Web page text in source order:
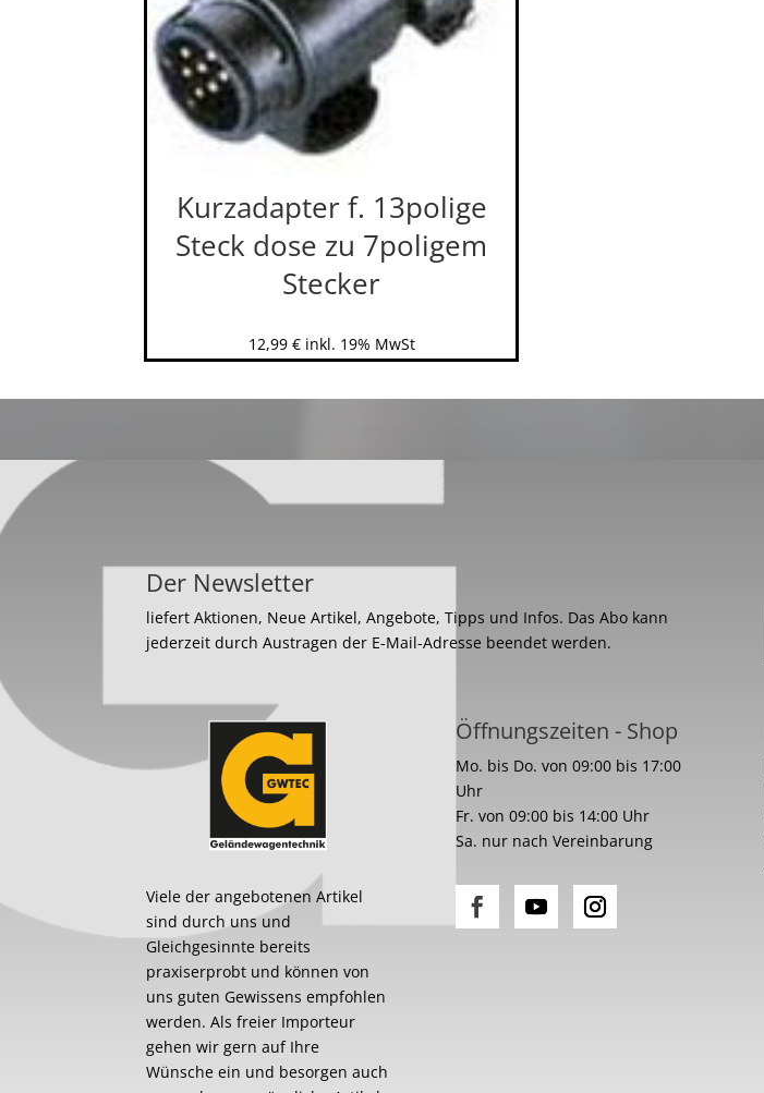
Kurzadapter f. 13polige
Steck dose zu 7poligem
Stecker
12,99 € inkl. 19% MwSt
Der Newsletter
liefert Aktionen, Neue Artikel, Angebote, Tipps und Infos. Das Abo kann
jederzeit durch Austragen der E-Mail-Adresse beendet werden.
Viele der angebotenen Artikel
sind durch uns und
Gleichgesinnte bereits
praxiserprobt und können von
uns guten Gewissens empfohlen
werden. Als freier Importeur
gehen wir gern auf Ihre
Wünsche ein und besorgen auch
Öffnungszeiten - Shop
Mo. bis Do. von 09:00 bis 17:00
Uhr
Fr. von 09:00 bis 14:00 Uhr
Sa. nur nach Vereinbarung